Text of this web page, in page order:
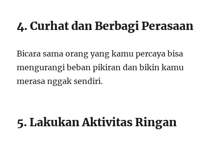
4. Curhat dan Berbagi Perasaan
Bicara sama orang yang kamu percaya bisa
mengurangi beban pikiran dan bikin kamu
merasa nggak sendiri.
5. Lakukan Aktivitas Ringan